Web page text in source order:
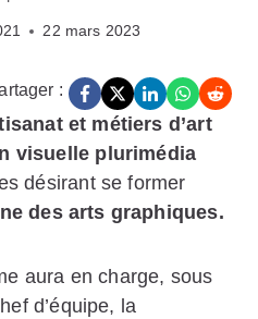
22 mars 2023
:
et métiers d’art
visuelle plurimédia
désirant se former
des arts graphiques.
aura en charge, sous
d’équipe, la